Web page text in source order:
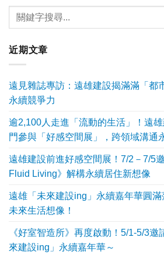
近期文章
遠見雜誌專訪：遠雄建設揭滿滿「都
永續競爭力
逾2,100人走進「流動的生活」！遠
門參與「好感空間展」，跨領域溝通
遠雄建設前進好感空間展！7/2－7/5
Fluid Living》解構永續居住新想像
遠雄「未來建設ing」永續嘉年華圓
未來生活想像！
《好室智造所》再度啟動！5/1-5/3
來建設ing」永續嘉年華～